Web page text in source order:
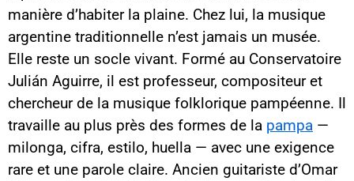
manière d’habiter la plaine. Chez lui, la musique
argentine traditionnelle n’est jamais un musée.
Elle reste un socle vivant. Formé au Conservatoire
Julián Aguirre, il est professeur, compositeur et
chercheur de la musique folklorique pampéenne. Il
travaille au plus près des formes de la pampa —
milonga, cifra, estilo, huella — avec une exigence
rare et une parole claire. Ancien guitariste d’Omar